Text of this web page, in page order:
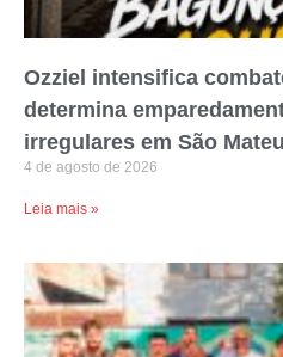
Ozziel intensifica
determina
irregulares em São
4 de agosto de 2026
Leia mais »